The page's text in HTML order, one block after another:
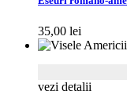
35,00 lei
vezi detalii